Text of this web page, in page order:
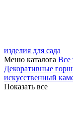
изделия для сада
Меню каталога Все
Декоративные
искусственный
Показать все